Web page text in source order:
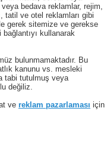
bedava reklamlar, rejim,
tatil ve otel reklamları gibi
gerek sitemize ve gerekse
kullanarak
bulunmamaktadır. Bu
kanunu vs. mesleki
tabi tutulmuş veya
değiliz.
ve reklam pazarlaması için